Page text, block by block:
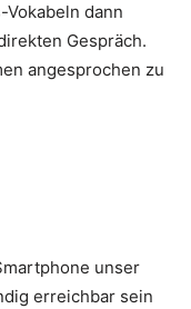
Vokabeln dann
Gespräch.
angesprochen zu
unser
erreichbar sein